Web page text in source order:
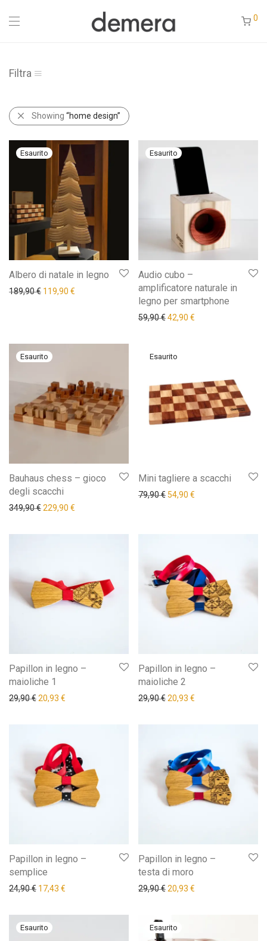
0
Filtra
Showing “home design”
Albero di natale in legno
189,90€ Il prezzo originale era: 189,90 €.
119,90 € Il prezzo attuale è: 119,90 €.
Audio cubo –
amplificatore naturale in
legno per smartphone
59,90€Il prezzo originale era:
42,90 €
Bauhaus chess – gioco
degli scacchi
349,90€Il prezzo originale era: 349,90 €.
229,90 €
Mini tagliere a scacchi
79,90€ Il prezzo originale era:
54,90 €
Papillon in legno –
maioliche 1
29,90€Il prezzo originale era: 29,90 €.
20,93 € Il prezzo attuale è: 20,93 €.
Papillon in legno –
maioliche 2
29,90€Il prezzo originale era:
20,93 €
Papillon in legno –
semplice
24,90€ Il prezzo originale era: 24,90 €.
17,43 € Il prezzo attuale è: 17,43 €.
Papillon in legno –
testa di moro
29,90€Il prezzo originale era:
20,93 €